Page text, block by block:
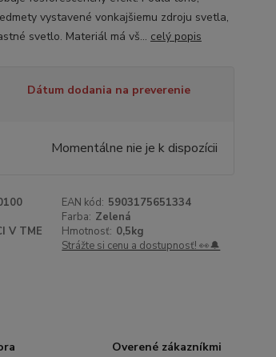
vystavené vonkajšiemu zdroju svetla,
svetlo. Materiál má vš... celý popis
Dátum dodania na preverenie
Momentálne nie je k dispozícii
EAN kód: 5903175651334
Farba: Zelená
V TME Hmotnosť: 0,5kg
Strážte si cenu a dostupnosť! 👀🔔
Overené zákazníkmi